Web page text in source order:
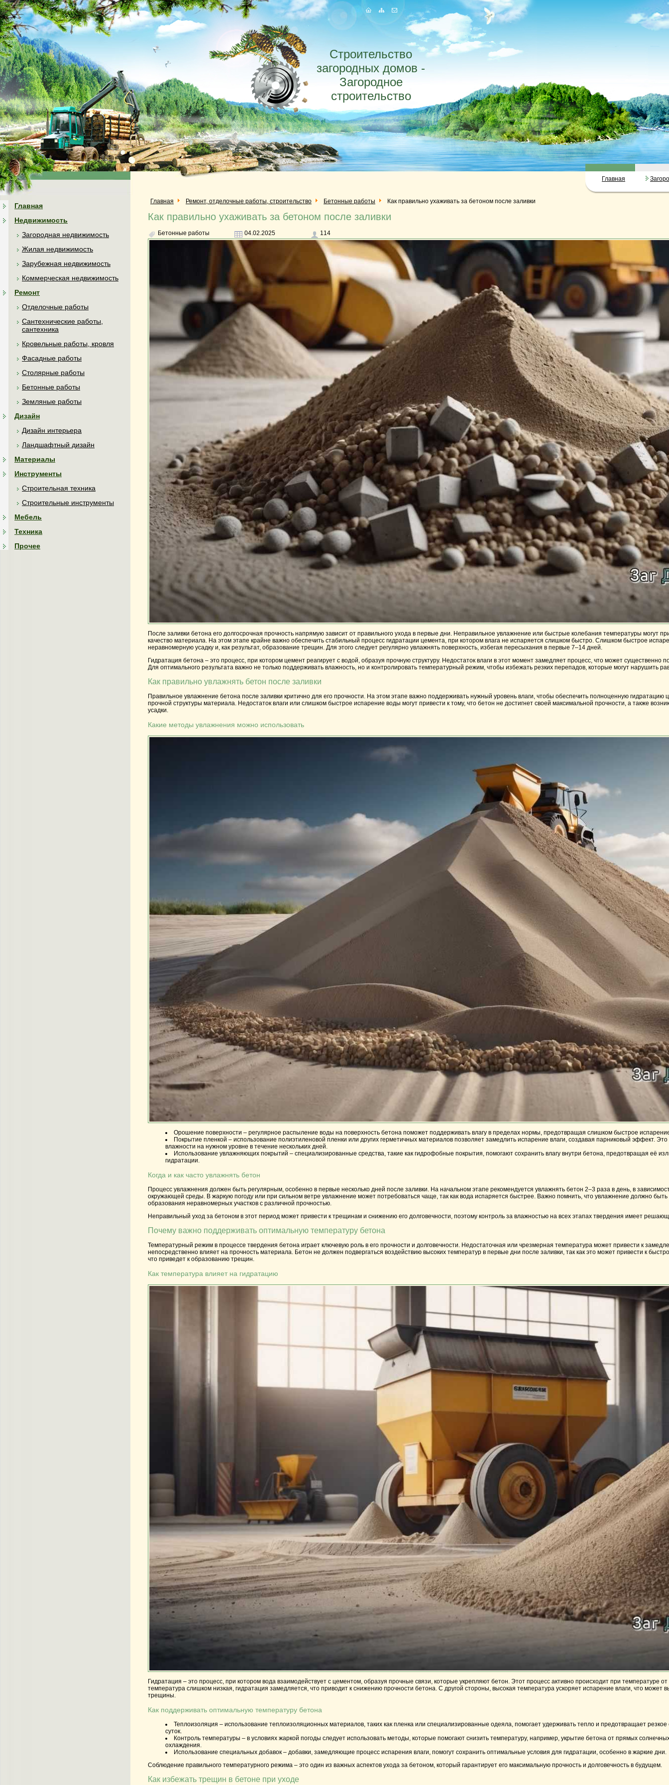
Строительство
загородных домов -
Загородное
строительство
Главная
Главная
Недвижимость
Загородная недвижимость
Жилая недвижимость
Зарубежная недвижимость
Коммерческая недвижимость
Ремонт
Отделочные работы
Сантехнические работы,
сантехника
Кровельные работы, кровля
Фасадные работы
Столярные работы
Бетонные работы
Земляные работы
Дизайн
Дизайн интерьера
Ландшафтный дизайн
Материалы
Инструменты
Строительная техника
Строительные инструменты
Мебель
Техника
Прочее
Главная Ремонт, отделочные работы, строительство Бетонные работы Как правильно ухаживать за бетоном после заливки
Как правильно ухаживать за бетоном после заливки
Бетонные работы 04.02.2025 114
После заливки бетона его долгосрочная прочность напрямую зависит от правильного ухода в первые дни. Неправильное увлажнение или быстрые колебания температуры могут
качество материала. На этом этапе крайне важно обеспечить стабильный процесс гидратации цемента, при котором влага не испаряется слишком быстро. Слишком быстрое
неравномерную усадку и, как результат, образование трещин. Для этого следует регулярно увлажнять поверхность, избегая пересыхания в первые 7–14 дней.
Гидратация бетона – это процесс, при котором цемент реагирует с водой, образуя прочную структуру. Недостаток влаги в этот момент замедляет процесс, что может существенно
Для оптимального результата важно не только поддерживать влажность, но и контролировать температурный режим, чтобы избежать резких перепадов, которые могут нарушить
Как правильно увлажнять бетон после заливки
Правильное увлажнение бетона после заливки критично для его прочности. На этом этапе важно поддерживать нужный уровень влаги, чтобы обеспечить полноценную
прочной структуры материала. Недостаток влаги или слишком быстрое испарение воды могут привести к тому, что бетон не достигнет своей максимальной прочности, а также
усадки.
Какие методы увлажнения можно использовать
Орошение поверхности – регулярное распыление воды на поверхность бетона поможет поддерживать влагу в пределах нормы, предотвращая слишком быстрое
Покрытие пленкой – использование полиэтиленовой пленки или других герметичных материалов позволяет замедлить испарение влаги, создавая парниковый эффект.
влажности на нужном уровне в течение нескольких дней.
Использование увлажняющих покрытий – специализированные средства, такие как гидрофобные покрытия, помогают сохранить влагу внутри бетона, предотвращая её
гидратации.
Когда и как часто увлажнять бетон
Процесс увлажнения должен быть регулярным, особенно в первые несколько дней после заливки. На начальном этапе рекомендуется увлажнять бетон 2–3 раза в день, в
окружающей среды. В жаркую погоду или при сильном ветре увлажнение может потребоваться чаще, так как вода испаряется быстрее. Важно помнить, что увлажнение должно
образования неравномерных участков с различной прочностью.
Неправильный уход за бетоном в этот период может привести к трещинам и снижению его долговечности, поэтому контроль за влажностью на всех этапах твердения имеет
Почему важно поддерживать оптимальную температуру бетона
Температурный режим в процессе твердения бетона играет ключевую роль в его прочности и долговечности. Недостаточная или чрезмерная температура может привести к
непосредственно влияет на прочность материала. Бетон не должен подвергаться воздействию высоких температур в первые дни после заливки, так как это может привести к
что приведет к образованию трещин.
Как температура влияет на гидратацию
Гидратация – это процесс, при котором вода взаимодействует с цементом, образуя прочные связи, которые укрепляют бетон. Этот процесс активно происходит при температуре
температура слишком низкая, гидратация замедляется, что приводит к снижению прочности бетона. С другой стороны, высокая температура ускоряет испарение влаги, что может
трещины.
Как поддерживать оптимальную температуру бетона
Теплоизоляция – использование теплоизоляционных материалов, таких как пленка или специализированные одеяла, помогает удерживать тепло и предотвращает
суток.
Контроль температуры – в условиях жаркой погоды следует использовать методы, которые помогают снизить температуру, например, укрытие бетона от прямых
охлаждения.
Использование специальных добавок – добавки, замедляющие процесс испарения влаги, помогут сохранить оптимальные условия для гидратации, особенно в жаркие дни.
Соблюдение правильного температурного режима – это один из важных аспектов ухода за бетоном, который гарантирует его максимальную прочность и долговечность в будущем.
Как избежать трещин в бетоне при уходе